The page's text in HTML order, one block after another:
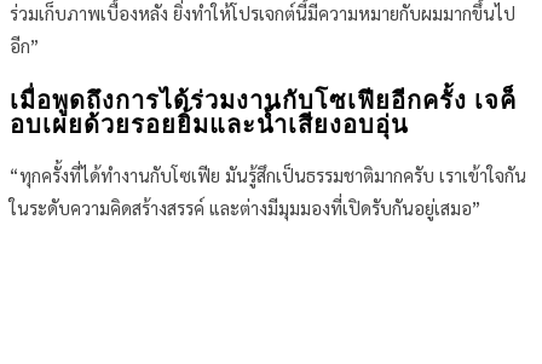
ร่วมเก็บภาพเบื้องหลัง ยิ่งทำให้โปรเจกต์นี้มีความหมายกับผมมากขึ้นไป
อีก”
เมื่อพูดถึงการได้ร่วมงานกับโซเฟียอีกครั้ง เจค็
อบเผยด้วยรอยยิ้มและน้ำเสียงอบอุ่น
“ทุกครั้งที่ได้ทำงานกับโซเฟีย มันรู้สึกเป็นธรรมชาติมากครับ เราเข้าใจกัน
ในระดับความคิดสร้างสรรค์ และต่างมีมุมมองที่เปิดรับกันอยู่เสมอ”